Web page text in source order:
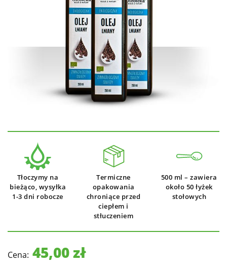
Tłoczymy na
bieżąco, wysyłka
1-3 dni robocze
Termiczne
opakowania
chroniące przed
ciepłem i
stłuczeniem
500 ml – zawiera
około 50 łyżek
stołowych
Cena: 45,00 zł